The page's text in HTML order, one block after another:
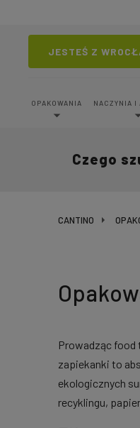
JESTEŚ Z
OPAKOWANIA NACZYNIA I
Czego
CANTINO
Prowadząc food
zapiekanki to
ekologicznych
recyklingu,